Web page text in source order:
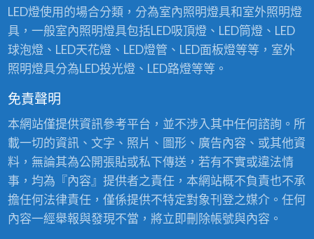
LED燈使用的場合分類，分為室內照明燈具和室外照明燈
具，一般室內照明燈具包括LED吸頂燈、LED筒燈、LED
球泡燈、LED天花燈、LED燈管、LED面板燈等等，室外
照明燈具分為LED投光燈、LED路燈等等。
免責聲明
本網站僅提供資訊參考平台，並不涉入其中任何諮詢。所
載一切的資訊、文字、照片、圖形、廣告內容、或其他資
料，無論其為公開張貼或私下傳送，若有不實或違法情
事，均為『內容』提供者之責任，本網站概不負責也不承
擔任何法律責任，僅係提供不特定對象刊登之媒介。任何
內容一經舉報與發現不當，將立即刪除帳號與內容。